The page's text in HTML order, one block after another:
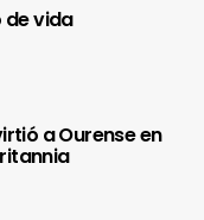
de vida
a Ourense en